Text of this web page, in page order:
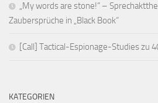
„My words are stone!“ –
Zaubersprüche in „Black Book“
[Call] Tactical-Espionage-Studies zu
KATEGORIEN